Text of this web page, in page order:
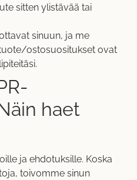
sitten ylistävää tai
sinuun, ja me
ostosuositukset ovat
haet
ja ehdotuksille. Koska
toivomme sinun